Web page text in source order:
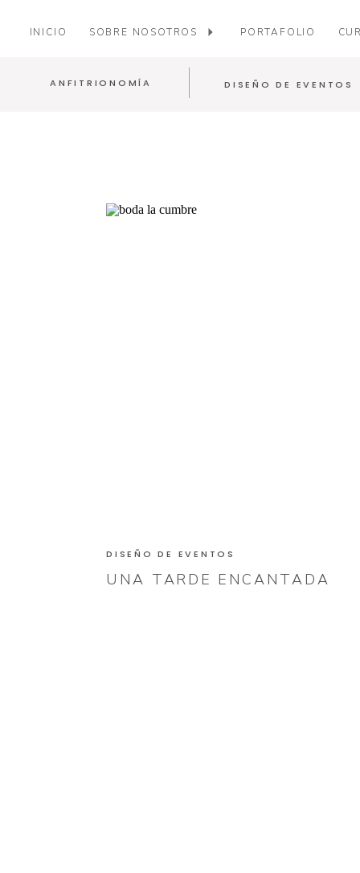
PORTAFOLIO
SOBRE NOSOTROS
INICIO
ANFITRIONOMÍA DISEÑO DE EVENTOS
UNA TARDE ENCANTADA
DISEÑO DE EVENTOS